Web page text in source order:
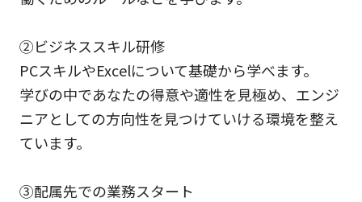
②ビジネススキル研修
PCスキルやExcelについて基礎から学べます。
学びの中であなたの得意や適性を見極め、エンジ
ニアとしての方向性を見つけていける環境を整え
ています。
③配属先での業務スタート